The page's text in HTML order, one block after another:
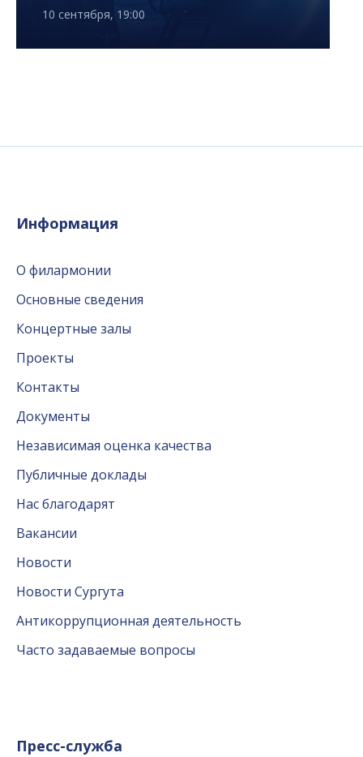
10 сентября, 19:00
Информация
О филармонии
Основные сведения
Концертные залы
Проекты
Контакты
Документы
Независимая оценка качества
Публичные доклады
Нас благодарят
Вакансии
Новости
Новости Сургута
Антикоррупционная деятельность
Часто задаваемые вопросы
Пресс-служба